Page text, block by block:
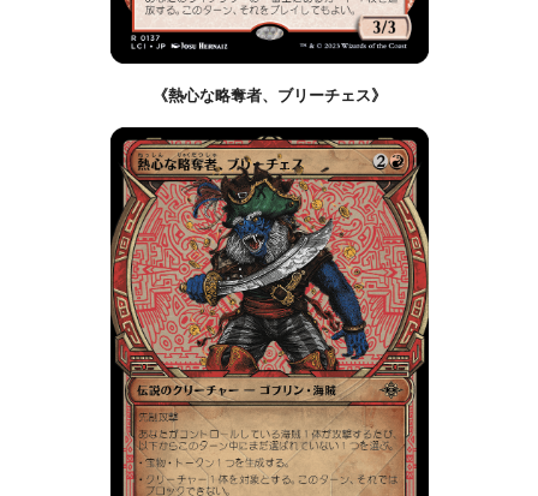
《熱心な略奪者、ブリーチェス》